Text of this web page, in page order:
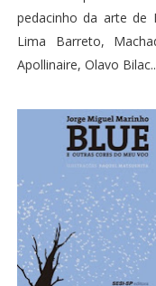
pedacinho da arte de
Lima Barreto,
Apollinaire, Olavo